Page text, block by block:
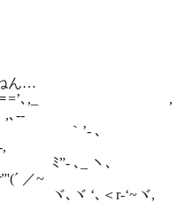
ん…
＝=’､,_ ,
-‐
’‐ ､
ヽ､
／~
､＜r-‘~ヾ,